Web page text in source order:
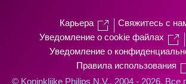
Карьера
Свяжитесь с
Уведомление о cookie файлах
Уведомление о
Правила использования
© Koninklijke Philips N.V., 2004 - 2026.